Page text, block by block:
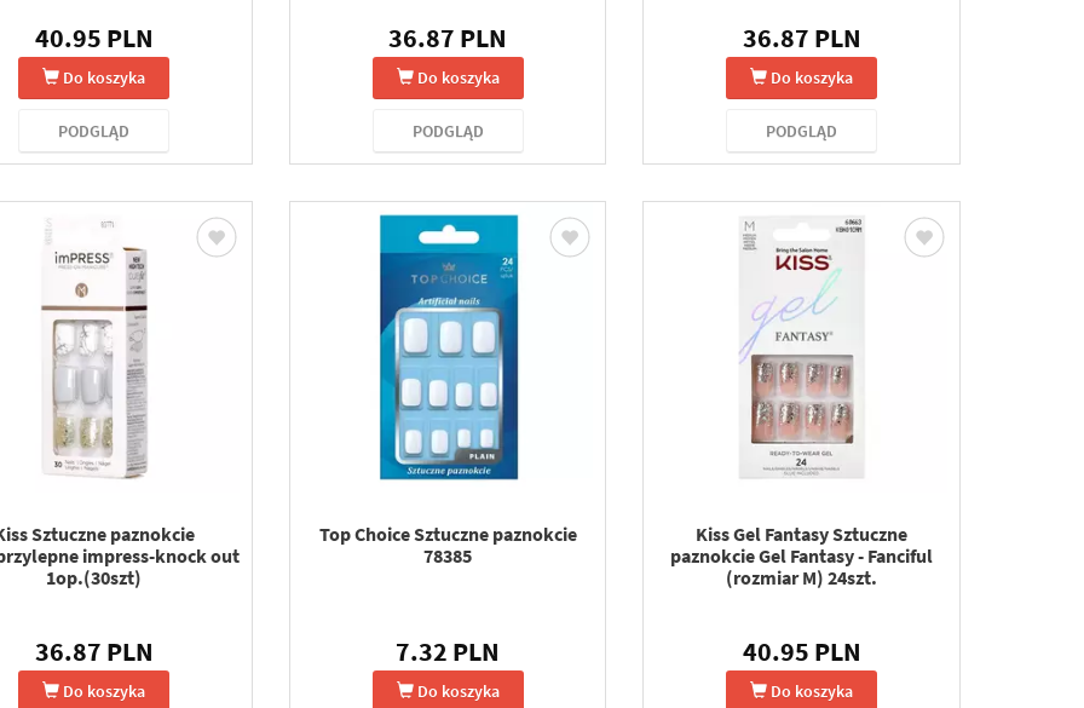
40.95 PLN
Do koszyka
PODGLĄD
36.87 PLN
Do koszyka
PODGLĄD
36.87 PLN
Do koszyka
PODGLĄD
Sztuczne paznokcie
impress-knock out
1op.(30szt)
36.87 PLN
Do koszyka
Top Choice Sztuczne paznokcie
78385
7.32 PLN
Do koszyka
Kiss Gel Fantasy Sztuczne
paznokcie Gel Fantasy - Fanciful
(rozmiar M) 24szt.
40.95 PLN
Do koszyka